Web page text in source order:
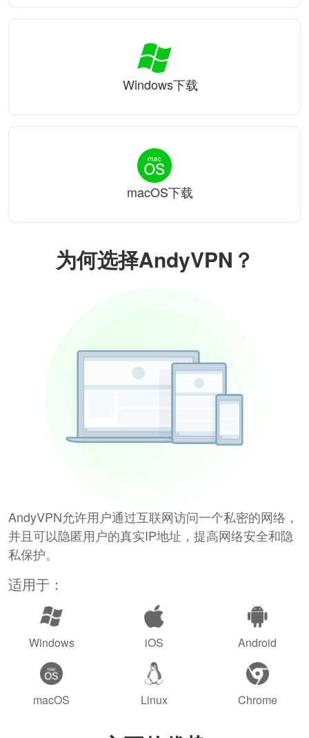
为何选择AndyVPN？
AndyVPN允许用户通过互联网访问一个私密的网络，
并且可以隐匿用户的真实IP地址，提高网络安全和隐
私保护。
适用于：
Windows iOS Android
macOS Linux Chrome
Windows下载
macOS下载